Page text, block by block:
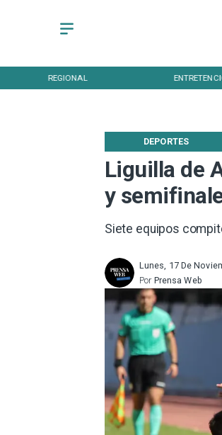
REGIONAL
Liguilla de
y
Siete equipos
DEPORTES
Lunes, 17 De
Prensa Web
Por